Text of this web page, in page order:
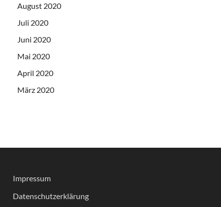
August 2020
Juli 2020
Juni 2020
Mai 2020
April 2020
März 2020
Impressum
Datenschutzerklärung